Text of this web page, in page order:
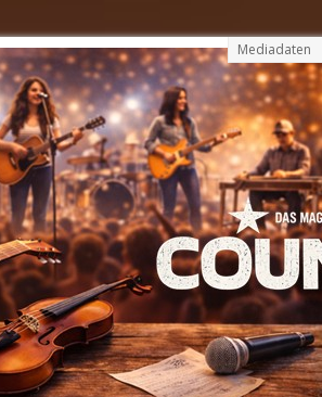
Mediadaten